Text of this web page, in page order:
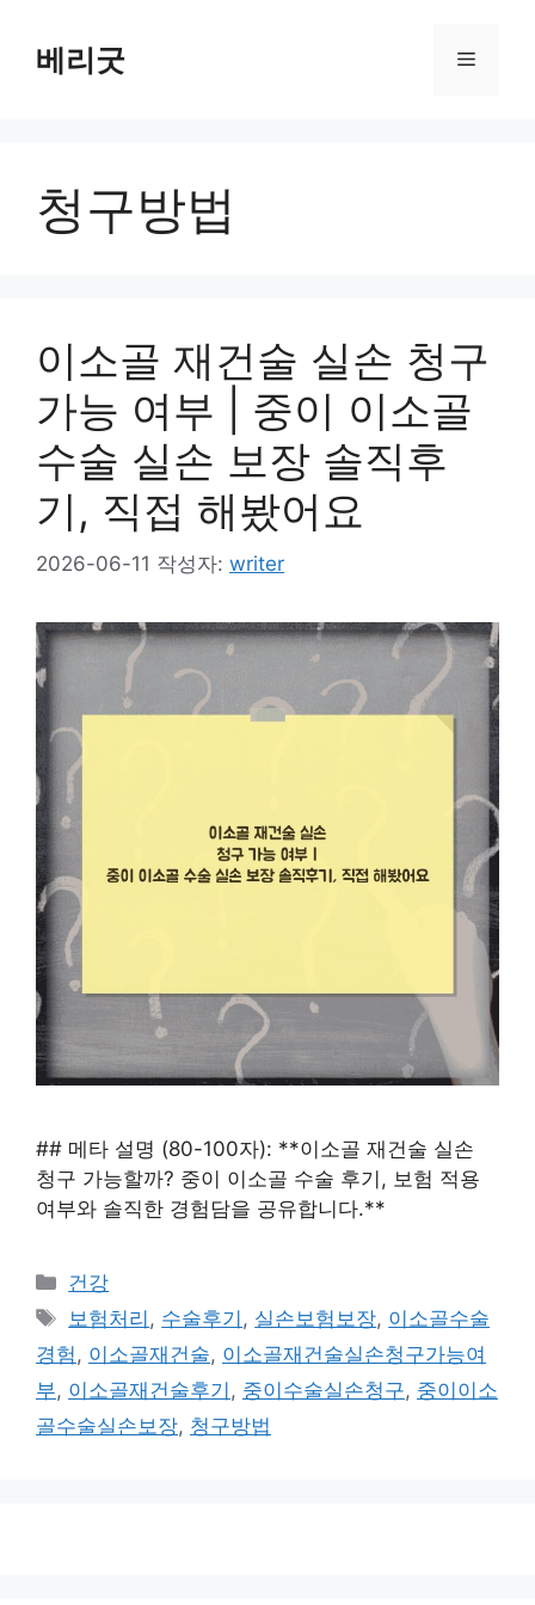
베리굿 메
청구방법
이소골 재건술 실손 청구
가능 여부 | 중이 이소골
수술 실손 보장 솔직후
기, 직접 해봤어요
2026-06-11 작성자: writer
## 메타 설명 (80-100자): **이소골 재건술 실손
청구 가능할까? 중이 이소골 수술 후기, 보험 적용
여부와 솔직한 경험담을 공유합니다.**
카
테
리
건강
태
그
보험처리 , 수술후기 , 실손보험보장, 이소골수술
경험 , 이소골재건술, 이소골재건술실손청구가능여
부, 이소골재건술후기 , 중이수술실손청구, 중이이소
골수술실손보장, 청구방법